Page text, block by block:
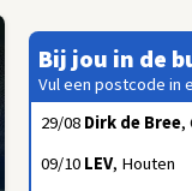
Bij jou in de
Vul een postcode in
29/08 Dirk de Bree,
09/10 LEV, Houten